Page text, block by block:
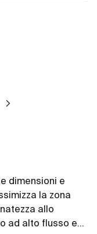
dimensioni e
la zona
allo
ad alto flusso e